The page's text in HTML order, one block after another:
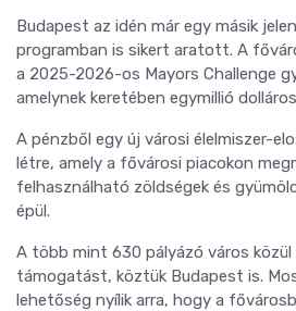
Budapest az idén már egy másik
programban is sikert aratott. A
a 2025-2026-os Mayors Challenge
amelynek keretében egymillió
A pénzből egy új városi élelmiszer-
létre, amely a fővárosi piacokon
felhasználható zöldségek és
épül.
A több mint 630 pályázó város
támogatást, köztük Budapest is.
lehetőség nyílik arra, hogy a